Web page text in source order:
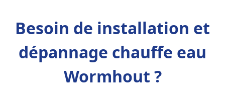
Besoin de installation et
dépannage chauffe eau
Wormhout ?